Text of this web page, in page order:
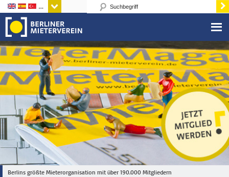
Sprachen
Berlins größte Mieterorganisation mit über 190.000 Mitgliedern